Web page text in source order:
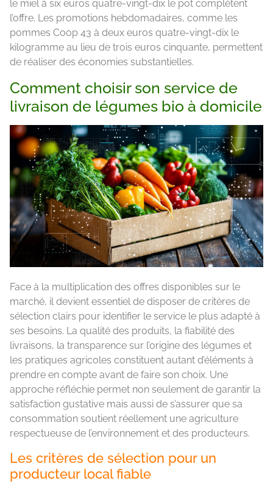
le miel à six euros quatre-vingt-dix le pot complètent
l’offre. Les promotions hebdomadaires, comme les
pommes Coop 43 à deux euros quatre-vingt-dix le
kilogramme au lieu de trois euros cinquante, permettent
de réaliser des économies substantielles.
Comment choisir son service de
livraison de légumes bio à domicile
Face à la multiplication des offres disponibles sur le
marché, il devient essentiel de disposer de critères de
sélection clairs pour identifier le service le plus adapté à
ses besoins. La qualité des produits, la fiabilité des
livraisons, la transparence sur l’origine des légumes et
les pratiques agricoles constituent autant d’éléments à
prendre en compte avant de faire son choix. Une
approche réfléchie permet non seulement de garantir la
satisfaction gustative mais aussi de s’assurer que sa
consommation soutient réellement une agriculture
respectueuse de l’environnement et des producteurs.
Les critères de sélection pour un
producteur local fiable